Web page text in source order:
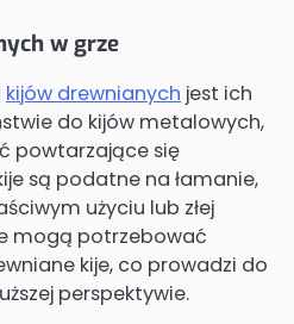
w grze
kijów drewnianych jest ich
do kijów metalowych,
powtarzające się
są podatne na łamanie,
użyciu lub złej
mogą potrzebować
kije, co prowadzi do
perspektywie.